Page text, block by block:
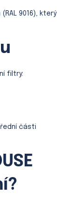
9016), který
filtry:
části